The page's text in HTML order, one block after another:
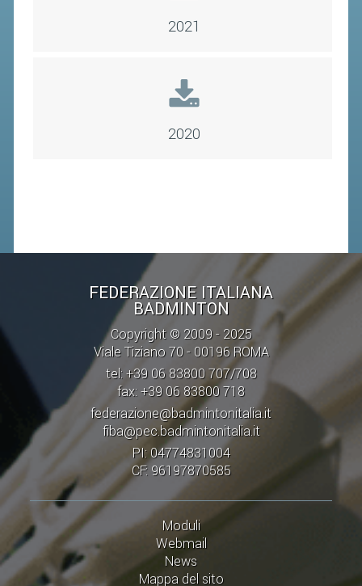
2021
2020
FEDERAZIONE ITALIANA
BADMINTON
Copyright © 2009 - 2025
Viale Tiziano 70 - 00196 ROMA
tel: +39 06 83800 707/708
fax: +39 06 83800 718
federazione@badmintonitalia.it
fiba@pec.badmintonitalia.it
PI: 04774831004
CF: 96197870585
Moduli
Webmail
News
Mappa del sito
CENTRI TECNICI TERRITORIALI
TESSERAMENTO
LINE
ASSICURAZIONE
MODULI
AFFILIARE UN ESD
GARE ED EVENTI
CALENDARIO
COMUNICATI
ALBO D'ORO CAMPIONATI ITALIANI
CAMPIONATI A SQUADRE
EVENTI INTERNAZIONALI
CLASSIFICHE NAZIONALI